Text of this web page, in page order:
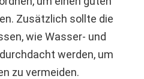
Zusätzlich sollte die
wie Wasser- und
werden, um
zu vermeiden.